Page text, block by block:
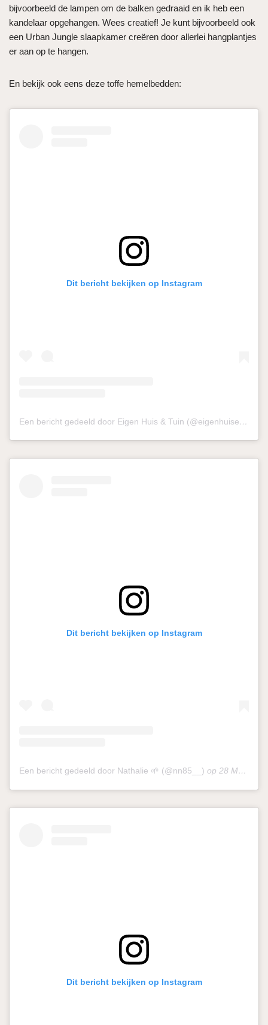
bijvoorbeeld de lampen om de balken gedraaid en ik heb een
kandelaar opgehangen. Wees creatief! Je kunt bijvoorbeeld ook
een Urban Jungle slaapkamer creëren door allerlei hangplantjes
er aan op te hangen.
En bekijk ook eens deze toffe hemelbedden:
Dit bericht bekijken op Instagram
Een bericht gedeeld door Eigen Huis & Tuin (@eigenhuisentuin)
Dit bericht bekijken op Instagram
Een bericht gedeeld door Nathalie 🌱 (@nn85__) op 28 Mei 2020 om 2:52 (PDT)
Dit bericht bekijken op Instagram